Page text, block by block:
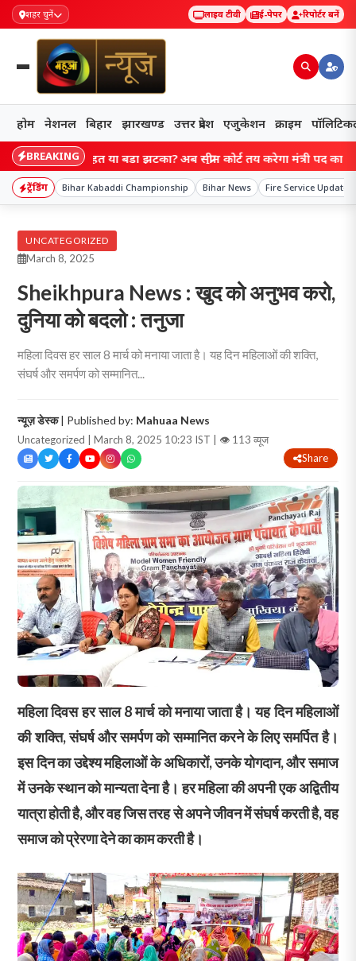
शहर चुनें लाइव टीवी ई-पेपर रिपोर्टर बनें
होम नेशनल बिहार झारखण्ड उत्तर प्रदेश एजुकेशन क्राइम
BREAKING
को राहत या बड़ा झटका? अब सुप्रीम कोर्ट तय करेगा मंत्री पद का भविष्य!
ट्रेंडिंग Bihar Kabaddi Championship Bihar News Fire Service Update
UNCATEGORIZED
March 8, 2025
Sheikhpura News : खुद को अनुभव करो,
दुनिया को बदलो : तनुजा
महिला दिवस हर साल 8 मार्च को मनाया जाता है। यह दिन महिलाओं की शक्ति,
संघर्ष और समर्पण को सम्मानित...
न्यूज़ डेस्क| Published by: Mahuaa News
Uncategorized | March 8, 2025 10:23 IST | 👁 113 व्यूज
Share
महिला दिवस हर साल 8 मार्च को मनाया जाता है। यह दिन महिलाओं
की शक्ति, संघर्ष और समर्पण को सम्मानित करने के लिए समर्पित है।
इस दिन का उद्देश्य महिलाओं के अधिकारों, उनके योगदान, और समाज
में उनके स्थान को मान्यता देना है। हर महिला की अपनी एक अद्वितीय
यात्रा होती है, और वह जिस तरह से अपने जीवन में संघर्ष करती है, वह
समाज को प्रेरणा देने का काम करती है।